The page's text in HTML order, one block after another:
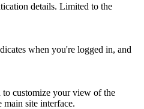
details. Limited to the
when you're logged in, and
to customize your view of the
main site interface.